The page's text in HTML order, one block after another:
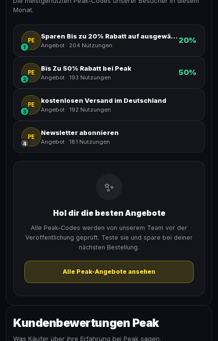
Monat.
PE
1
Sparen Bis zu 20% Rabatt auf ausgewählte Artikel
Angebot · 204 Nutzungen
20%
PE
2
Bis Zu 50% Rabatt bei Peak
Angebot · 193 Nutzungen
50%
PE
3
kostenlosen Versand im Deutschland
Angebot · 192 Nutzungen
PE
4
Newsletter abonnieren
Angebot · 181 Nutzungen
✨
Hol dir die besten Angebote
Alle Peak-Codes werden von unserem Team vor der
Veröffentlichung geprüft. Teste sie und spare bei deiner
nächsten Bestellung.
Alle Peak-Angebote ansehen
Kundenbewertungen Peak
Was Käufer über ihre Erfahrung bei Peak sagen.